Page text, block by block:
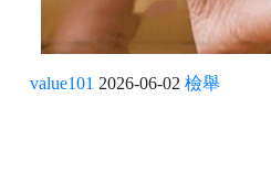
value101 2026-06-02 檢舉